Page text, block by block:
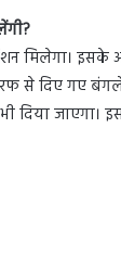
मिलेगा।
गए बंगले का
दिया जाएगा।